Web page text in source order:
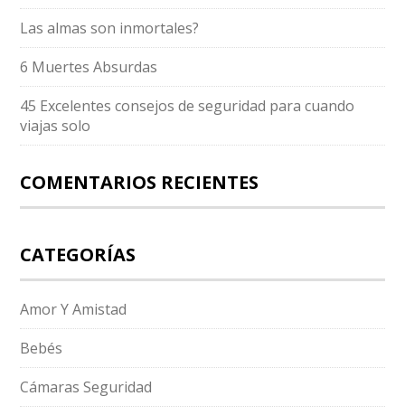
Las almas son inmortales?
6 Muertes Absurdas
45 Excelentes consejos de seguridad para cuando
viajas solo
COMENTARIOS RECIENTES
CATEGORÍAS
Amor Y Amistad
Bebés
Cámaras Seguridad